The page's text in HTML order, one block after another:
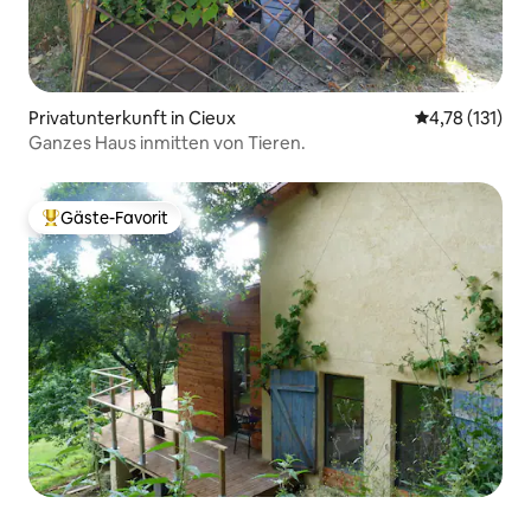
Privatunterkunft in Cieux
4,78 (131)
Ganzes Haus inmitten von Tieren.
Beliebter Gäste-Favorit.
Gäste-Favorit